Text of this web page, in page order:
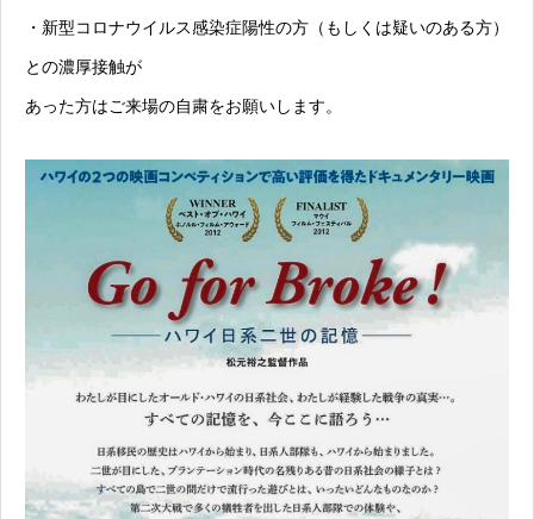
・新型コロナウイルス感染症陽性の方（もしくは疑いのある方）
との濃厚接触が
あった方はご来場の自粛をお願いします。